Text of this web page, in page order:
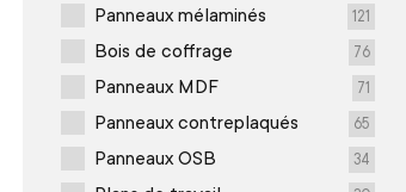
Panneaux mélaminés 121
Bois de coffrage 76
Panneaux MDF 71
Panneaux contreplaqués 65
Panneaux OSB 34